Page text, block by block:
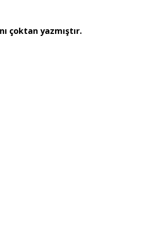
çoktan yazmıştır.